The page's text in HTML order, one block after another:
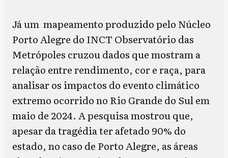
Já um mapeamento produzido pelo Núcleo
Porto Alegre do INCT Observatório das
Metrópoles cruzou dados que mostram a
relação entre rendimento, cor e raça, para
analisar os impactos do evento climático
extremo ocorrido no Rio Grande do Sul em
maio de 2024. A pesquisa mostrou que,
apesar da tragédia ter afetado 90% do
estado, no caso de Porto Alegre, as áreas